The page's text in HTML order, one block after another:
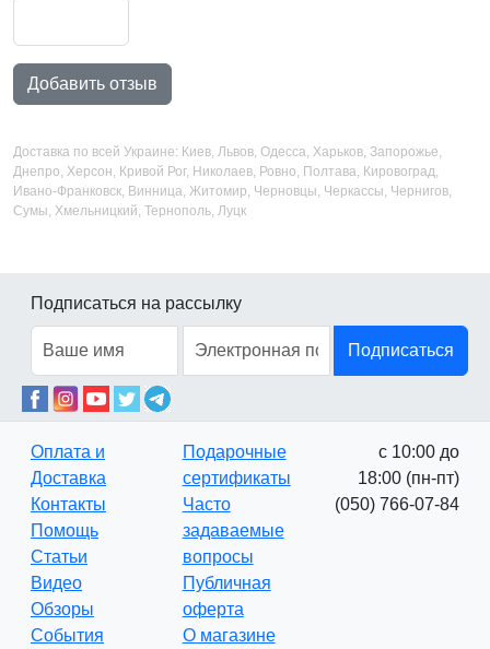
Добавить отзыв
Доставка по всей Украине: Киев, Львов, Одесса, Харьков, Запорожье,
Днепро, Херсон, Кривой Рог, Николаев, Ровно, Полтава, Кировоград,
Ивано-Франковск, Винница, Житомир, Черновцы, Черкассы, Чернигов,
Сумы, Хмельницкий, Тернополь, Луцк
Подписаться на рассылку
Подписаться
Оплата и
Доставка
Контакты
Помощь
Статьи
Видео
Обзоры
События
Подарочные
сертификаты
Часто
задаваемые
вопросы
Публичная
оферта
О магазине
с 10:00 до
18:00 (пн-пт)
(050) 766-07-84